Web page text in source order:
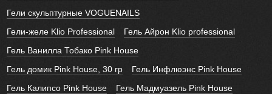
Гели скульптурные VOGUENAILS
Гели-желе Klio Professional
Гель Айрон Klio professional
Гель Ванилла Тобако Pink House
Гель домик Pink House, 30 гр
Гель Инфлюэнс Pink House
Гель Калипсо Pink House
Гель Мадмуазель Pink House